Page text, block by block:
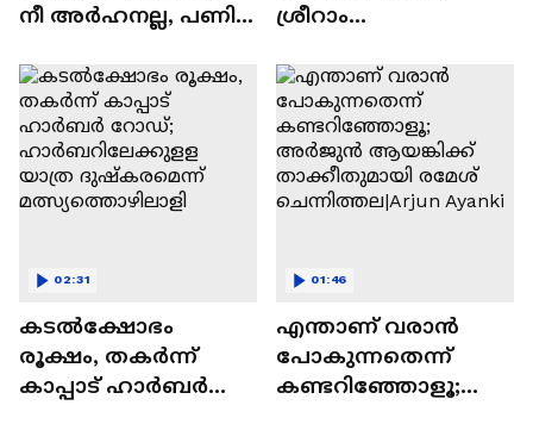
നീ അർഹനല്ല, പണി
പൊലീസിനെ
വെല്ലുവിളിച്ച്
അർജുൻ ആയങ്കി
ശ്രീറാം
കയ്യില്‍ രക്തം
കണ്ടെന്ന് സാക്ഷി
മൊഴി | KM Basheer
കടൽക്ഷോഭം
രൂക്ഷം, തകർന്ന്
കാപ്പാട് ഹാർബർ
02:31
എന്താണ് വരാൻ
പോകുന്നതെന്ന്
കണ്ടറിഞ്ഞോളൂ;
01:46